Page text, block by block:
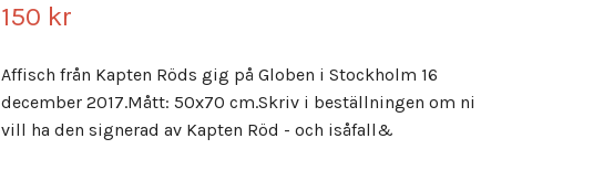
150 kr
Affisch från Kapten Röds gig på Globen i Stockholm 16
december 2017.Mått: 50x70 cm.Skriv i beställningen om ni
vill ha den signerad av Kapten Röd - och isåfall&